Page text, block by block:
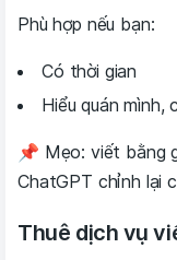
Phù hợp nếu bạn:
Có thời gian
Hiểu quán mình,
📌 Mẹo: viết bằng
ChatGPT chỉnh lại
Thuê dịch vụ